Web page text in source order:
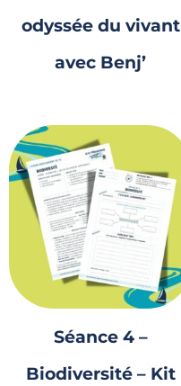
odyssée du vivant
avec Benj’
Séance 4 –
Biodiversité – Kit